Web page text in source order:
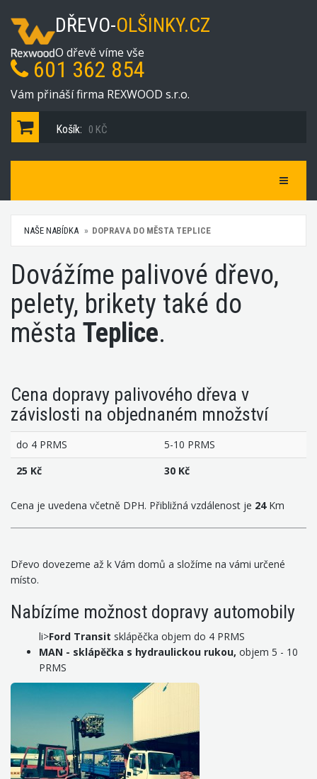
DŘEVO-OLŠINKY.CZ
O dřevě víme vše
601 362 854
Vám přináší firma REXWOOD s.r.o.
Košík: 0 KČ
Navigace
NAŠE NABÍDKA DOPRAVA DO MĚSTA TEPLICE
Dovážíme palivové dřevo,
pelety, brikety také do
města Teplice.
Cena dopravy palivového dřeva v
závislosti na objednaném množství
do 4 PRMS
5-10 PRMS
25 Kč
30 Kč
Cena je uvedena včetně DPH. Přibližná vzdálenost je 24Km
Dřevo dovezeme až k Vám domů a složíme na vámi určené
místo.
Nabízíme možnost dopravy automobily
li>Ford Transit sklápěčka objem do 4 PRMS
MAN - sklápěčka s hydraulickou rukou, objem 5 - 10
PRMS